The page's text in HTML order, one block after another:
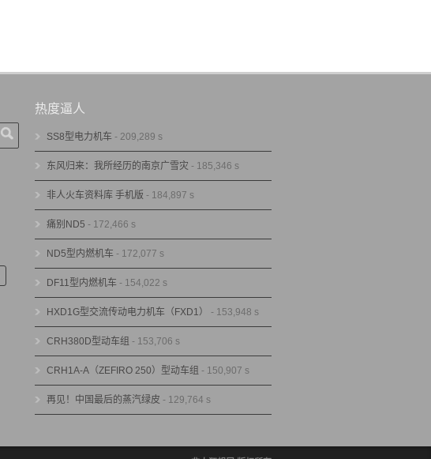
热度逼人
SS8型电力机车 - 209,289 s
东风归来：我所经历的南京广雪灾 - 185,346 s
非人火车资料库 手机版 - 184,897 s
痛别ND5 - 172,466 s
ND5型内燃机车 - 172,077 s
DF11型内燃机车 - 154,022 s
HXD1G型交流传动电力机车（FXD1） - 153,948 s
CRH380D型动车组 - 153,706 s
CRH1A-A（ZEFIRO 250）型动车组 - 150,907 s
再见！中国最后的蒸汽绿皮 - 129,764 s